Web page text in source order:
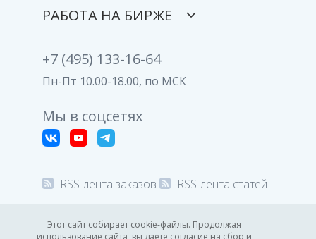
Этот сайт собирает cookie-файлы. Продолжая
использование сайта, вы даете согласие на сбор и
РАБОТА НА БИРЖЕ
+7 (495) 133-16-64
Пн-Пт 10.00-18.00, по МСК
Мы в соцсетях
RSS-лента заказов RSS-лента статей
© 2008-2026 Все права защищены.